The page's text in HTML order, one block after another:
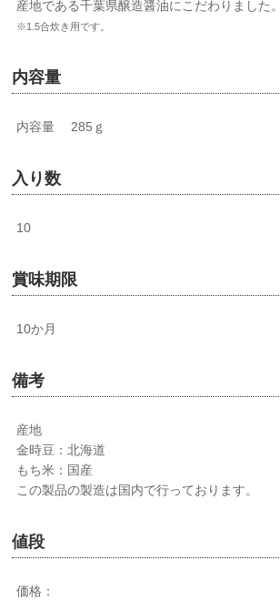
産地である千葉県醸造醤油にこだわりました。
※1.5合炊き用です。
内容量
内容量 285ｇ
入り数
10
賞味期限
10か月
備考
産地
金時豆：北海道
もち米：国産
この製品の製造は国内で行っております。
値段
価格：